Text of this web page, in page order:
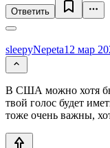
Ответить
sleepyNepeta12 мар
В США можно хотя бы
твой голос будет
тоже очень важны,